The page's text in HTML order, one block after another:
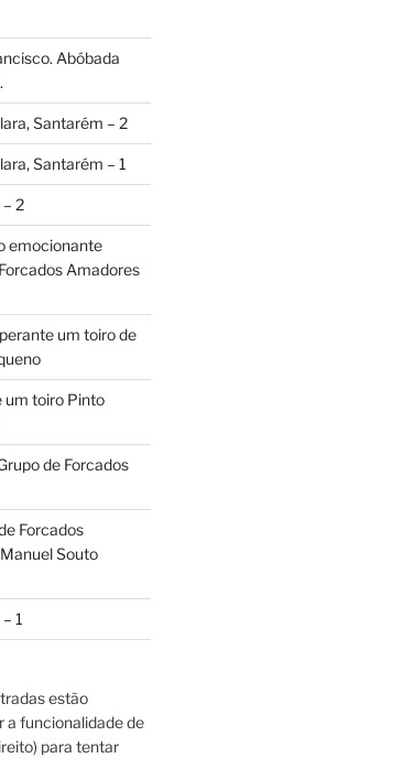
Abóbada
Santarém – 2
Santarém – 1
2
emocionante
Amadores
um toiro de
um toiro Pinto
de Forcados
Forcados
Souto
1
estão
a funcionalidade de
para tentar